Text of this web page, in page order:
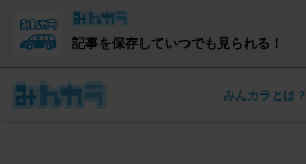
記事を保存していつでも見られる！
みんカラとは？